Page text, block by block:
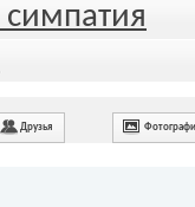
симпатия
Друзья